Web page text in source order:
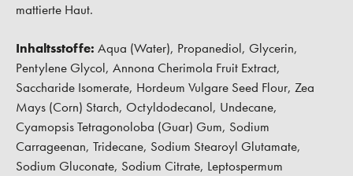
mattierte Haut.
Inhaltsstoffe: Aqua (Water), Propanediol, Glycerin,
Pentylene Glycol, Annona Cherimola Fruit Extract,
Saccharide Isomerate, Hordeum Vulgare Seed Flour, Zea
Mays (Corn) Starch, Octyldodecanol, Undecane,
Cyamopsis Tetragonoloba (Guar) Gum, Sodium
Carrageenan, Tridecane, Sodium Stearoyl Glutamate,
Sodium Gluconate, Sodium Citrate, Leptospermum